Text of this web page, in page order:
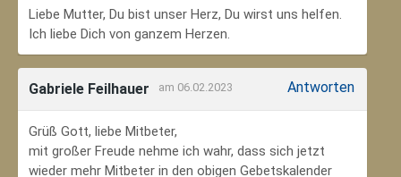
Liebe Mutter, Du bist unser Herz, Du wirst uns helfen.
Ich liebe Dich von ganzem Herzen.
Gabriele Feilhauer am 06.02.2023 Antworten
Grüß Gott, liebe Mitbeter,
mit großer Freude nehme ich wahr, dass sich jetzt
wieder mehr Mitbeter in den obigen Gebetskalender